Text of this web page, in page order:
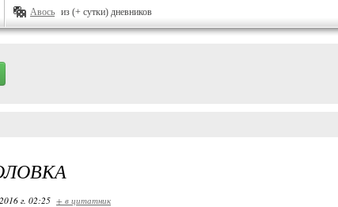
Авось из (+ сутки) дневников
г. 02:25 + в цитатник